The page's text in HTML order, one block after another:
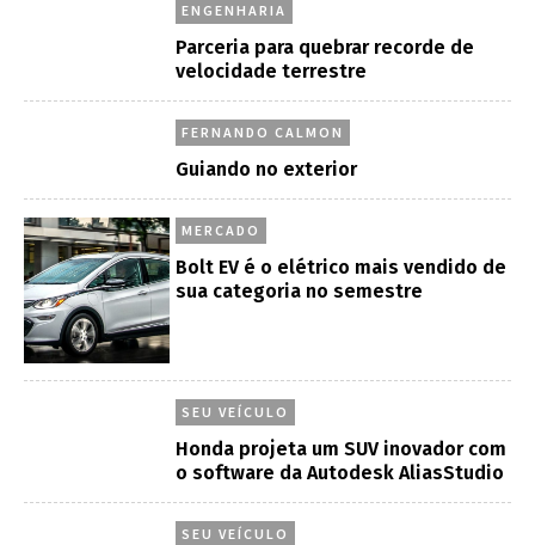
ENGENHARIA
Parceria para quebrar recorde de
velocidade terrestre
FERNANDO CALMON
Guiando no exterior
MERCADO
Bolt EV é o elétrico mais vendido de
sua categoria no semestre
SEU VEÍCULO
Honda projeta um SUV inovador com
o software da Autodesk AliasStudio
SEU VEÍCULO